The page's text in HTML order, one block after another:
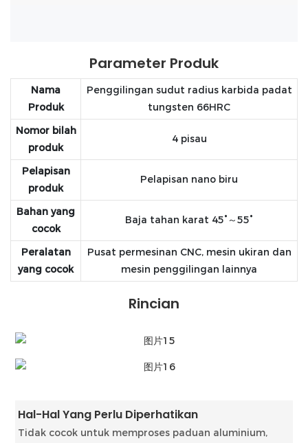
Parameter Produk
Nama
Produk
Penggilingan sudut radius karbida padat
tungsten 66HRC
Nomor bilah
produk
4 pisau
Pelapisan
produk
Pelapisan nano biru
Bahan yang
cocok
Baja tahan karat 45°～55°
Peralatan
yang cocok
Pusat permesinan CNC, mesin ukiran dan
mesin penggilingan lainnya
Rincian
Hal-Hal Yang Perlu Diperhatikan
Tidak cocok untuk memproses paduan aluminium,